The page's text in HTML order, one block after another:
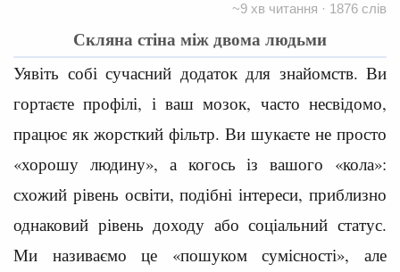
~9 хв читання · 1876 слів
Скляна стіна між двома людьми
Уявіть собі сучасний додаток для знайомств. Ви
гортаєте профілі, і ваш мозок, часто несвідомо,
працює як жорсткий фільтр. Ви шукаєте не просто
«хорошу людину», а когось із вашого «кола»:
схожий рівень освіти, подібні інтереси, приблизно
однаковий рівень доходу або соціальний статус.
Ми називаємо це «пошуком сумісності», але